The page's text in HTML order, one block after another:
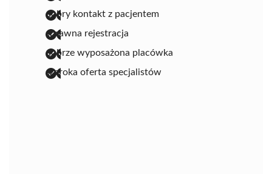
dobry kontakt z pacjentem
sprawna rejestracja
dobrze wyposażona placówka
szeroka oferta specjalistów